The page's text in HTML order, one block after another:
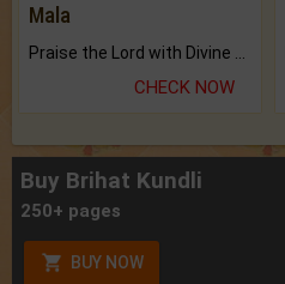
Mala
CHECK NOW
Buy Brihat Kundli
250+ pages
BUY NOW